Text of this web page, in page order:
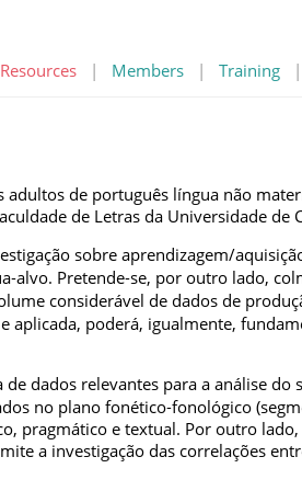
Resources | Members | Training
de português língua não
de Letras da Universidade de
sobre aprendizagem/
Pretende‑se, por outro lado,
considerável de dados de
aplicada, poderá, igualmente,
dados relevantes para a análise do
no plano fonético‑fonológico
pragmático e textual. Por outro
a investigação das correlações